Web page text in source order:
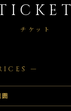
チケット
—